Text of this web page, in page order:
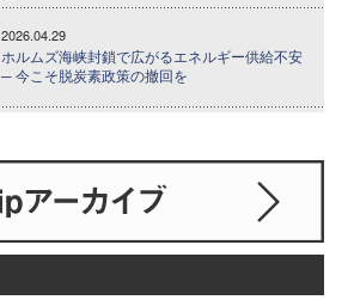
2026.04.29
ホルムズ海峡封鎖で広がるエネルギー供給不安
─ 今こそ脱炭素政策の撤回を